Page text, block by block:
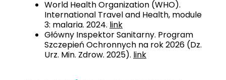
World Health Organization (WHO).
International Travel and Health, module
3: malaria. 2024. link
Główny Inspektor Sanitarny. Program
Szczepień Ochronnych na rok 2026 (Dz.
Urz. Min. Zdrow. 2025). link